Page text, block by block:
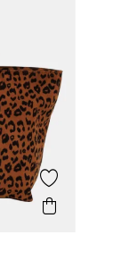
Ajouter
Aperçu